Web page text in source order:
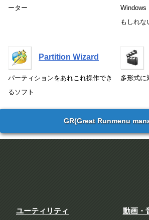
ーター
Windows
もしれな
Partition Wizard
パーティションをあれこれ操作でき
るソフト
多形式に
GR(Great Runmenu
ユーティリティ 動画・